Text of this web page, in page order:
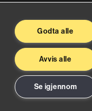
Godta alle
Avvis alle
Se igjennom